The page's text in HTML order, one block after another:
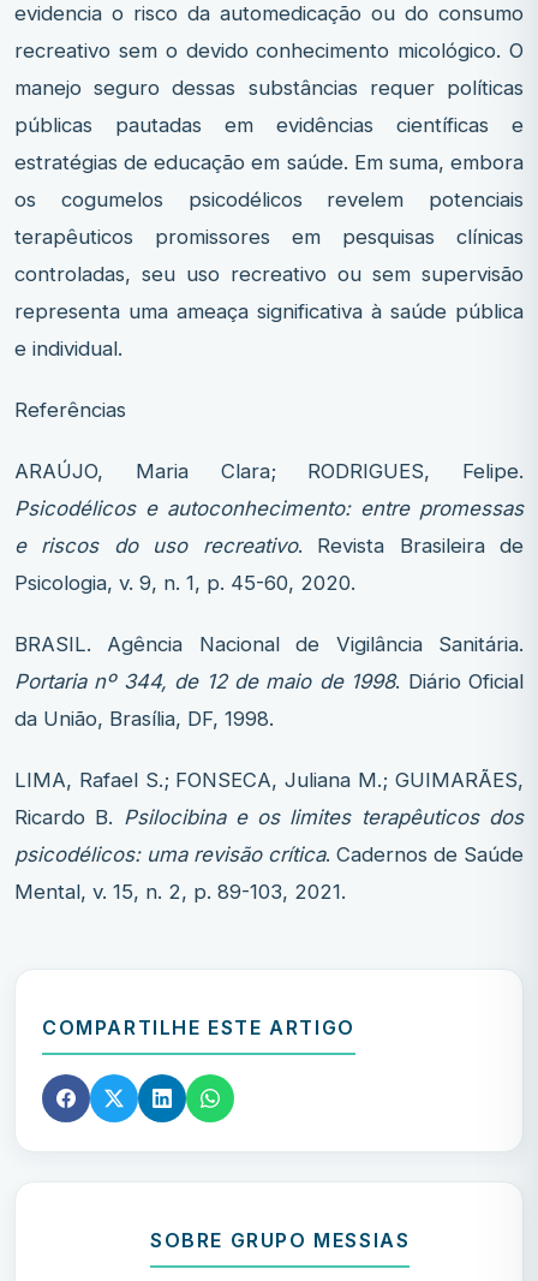
evidencia o risco da automedicação ou do consumo
recreativo sem o devido conhecimento micológico. O
manejo seguro dessas substâncias requer políticas
públicas pautadas em evidências científicas e
estratégias de educação em saúde. Em suma, embora
os cogumelos psicodélicos revelem potenciais
terapêuticos promissores em pesquisas clínicas
controladas, seu uso recreativo ou sem supervisão
representa uma ameaça significativa à saúde pública
e individual.
Referências
ARAÚJO, Maria Clara; RODRIGUES, Felipe.
Psicodélicos e autoconhecimento: entre promessas
e riscos do uso recreativo. Revista Brasileira de
Psicologia, v. 9, n. 1, p. 45-60, 2020.
BRASIL. Agência Nacional de Vigilância Sanitária.
Portaria nº 344, de 12 de maio de 1998. Diário Oficial
da União, Brasília, DF, 1998.
LIMA, Rafael S.; FONSECA, Juliana M.; GUIMARÃES,
Ricardo B. Psilocibina e os limites terapêuticos dos
psicodélicos: uma revisão crítica. Cadernos de Saúde
Mental, v. 15, n. 2, p. 89-103, 2021.
COMPARTILHE ESTE ARTIGO
SOBRE GRUPO MESSIAS